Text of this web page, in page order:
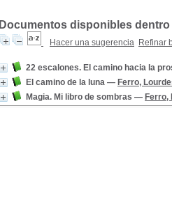
Documentos disponibles
Hacer una sugerencia Refinar
22 escalones. El camino hacia la
El camino de la luna — Ferro,
Magia. Mi libro de sombras — Ferro,